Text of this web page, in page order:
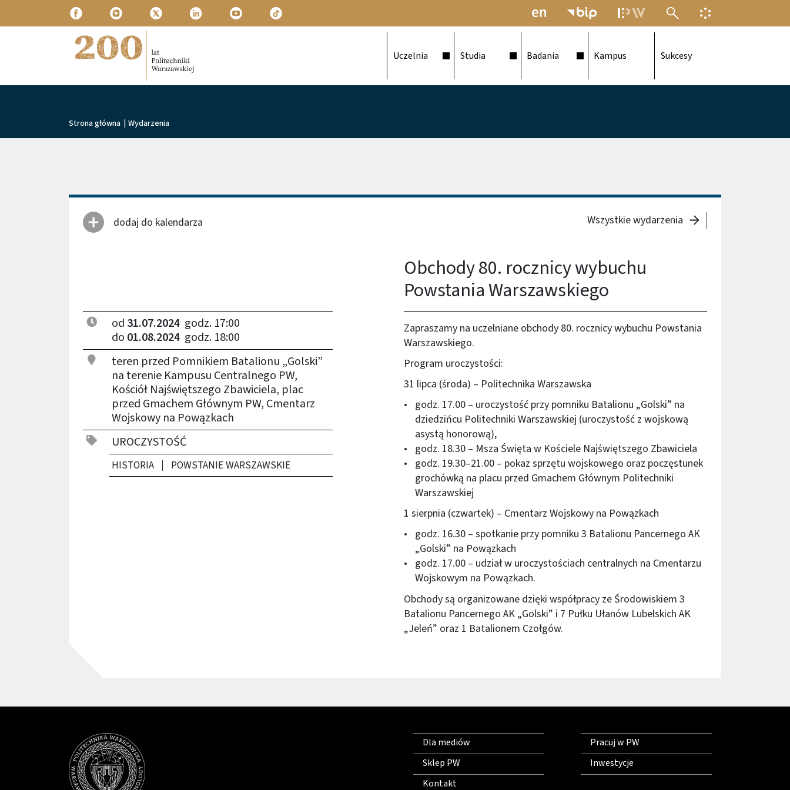
Przejdź do treści
MENU ELEKTRONICZNEJINFORMACJA O
Uczelnia Studia Badania Kampus Sukcesy
Ścieżka nawigacyjna
Strona główna Wydarzenia
dodaj do kalendarza Wszystkie wydarzenia
Obchody 80. rocznicy wybuchu
Powstania Warszawskiego
od 31.07.2024 godz. 17:00
do 01.08.2024 godz. 18:00
teren przed Pomnikiem Batalionu „Golski”
na terenie Kampusu Centralnego PW,
Kościół Najświętszego Zbawiciela, plac
przed Gmachem Głównym PW, Cmentarz
Wojskowy na Powązkach
UROCZYSTOŚĆ
HISTORIA POWSTANIE WARSZAWSKIE
Zapraszamy na uczelniane obchody 80. rocznicy wybuchu Powstania
Warszawskiego.
Program uroczystości:
31 lipca (środa) – Politechnika Warszawska
godz. 17.00 – uroczystość przy pomniku Batalionu „Golski” na
dziedzińcu Politechniki Warszawskiej (uroczystość z wojskową
asystą honorową),
godz. 18.30 – Msza Święta w Kościele Najświętszego Zbawiciela
godz. 19.30–21.00 – pokaz sprzętu wojskowego oraz poczęstunek
grochówką na placu przed Gmachem Głównym Politechniki
Warszawskiej
1 sierpnia (czwartek) – Cmentarz Wojskowy na Powązkach
godz. 16.30 – spotkanie przy pomniku 3 Batalionu Pancernego AK
„Golski” na Powązkach
godz. 17.00 – udział w uroczystościach centralnych na Cmentarzu
Wojskowym na Powązkach.
Obchody są organizowane dzięki współpracy ze Środowiskiem 3
Batalionu Pancernego AK „Golski” i 7 Pułku Ułanów Lubelskich AK
„Jeleń” oraz 1 Batalionem Czołgów.
Dla mediów
Sklep PW
Kontakt
Pracuj w PW
Inwestycje